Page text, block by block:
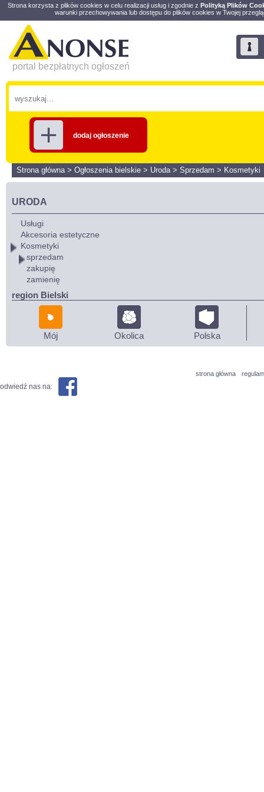
Strona korzysta z plików cookies w celu realizacji usług i zgodnie z Polityką Plików
warunki przechowywania lub dostępu do plików cookies w Twojej
portal bezpłatnych ogłoszeń
dodaj ogłoszenie
Strona główna> Ogłoszenia bielskie > Uroda> Sprzedam > Kosmetyki
URODA
Usługi
Akcesoria estetyczne
Kosmetyki
sprzedam
zakupię
zamienię
region Bielski
Mój Okolica Polska
strona główna
odwiedź nas na: